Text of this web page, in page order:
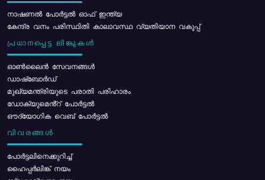
നാഷണൽ പോർട്ടൽ ഓഫ് ഇന്ത്യ
കേന്ദ്ര വനം പരിസ്ഥിതി കാലാവസ്ഥ വ്യതിയാന വകുപ്പ്
പ്രധാനപ്പെട്ട ലിങ്കുകൾ
ഓൺലൈൻ സേവനങ്ങൾ
ഡാഷ്ബോർഡ്
മുഖ്യമന്ത്രിയുടെ പരാതി പരിഹാരം
ഡോക്യുമെൻ്റ് പോർട്ടൽ
ഔദ്യോഗിക വെബ് പോർട്ടൽ
വിവരങ്ങൾ
പോര്‍ട്ടലിനെക്കുറിച്ച്
ഹൈപ്പർലിങ്ക് നയം